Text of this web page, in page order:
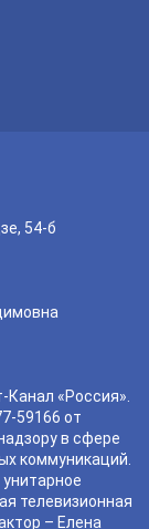
54-б
«Россия».
59166 от
в сфере
коммуникаций.
телевизионная
– Елена